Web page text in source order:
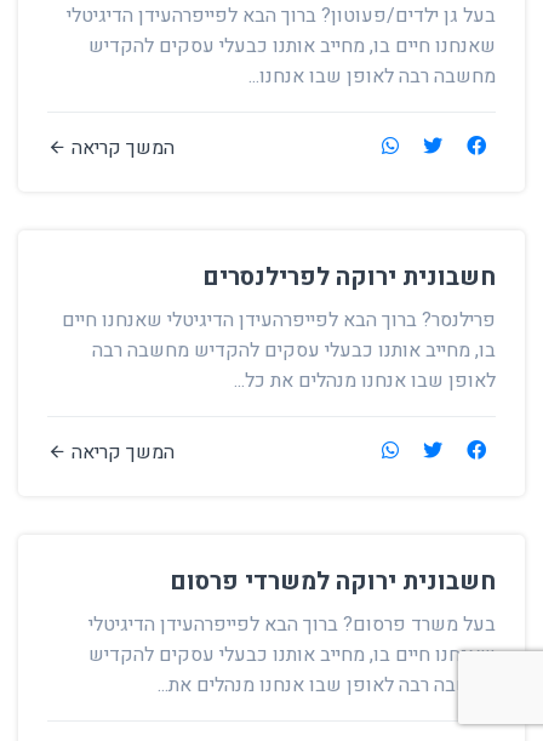
בעל גן ילדים/פעוטון? ברוך הבא לפייפרהעידן הדיגיטלי
שאנחנו חיים בו, מחייב אותנו כבעלי עסקים להקדיש
מחשבה רבה לאופן שבו אנחנו...
המשך קריאה
חשבונית ירוקה לפרילנסרים
פרילנסר? ברוך הבא לפייפרהעידן הדיגיטלי שאנחנו חיים
בו, מחייב אותנו כבעלי עסקים להקדיש מחשבה רבה
לאופן שבו אנחנו מנהלים את כל...
המשך קריאה
חשבונית ירוקה למשרדי פרסום
בעל משרד פרסום? ברוך הבא לפייפרהעידן הדיגיטלי
שאנחנו חיים בו, מחייב אותנו כבעלי עסקים להקדיש
מחשבה רבה לאופן שבו אנחנו מנהלים את...